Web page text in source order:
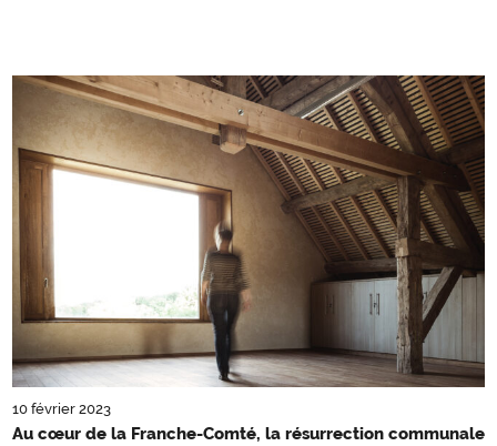
10 février 2023
Au cœur de la Franche-Comté, la résurrection communale